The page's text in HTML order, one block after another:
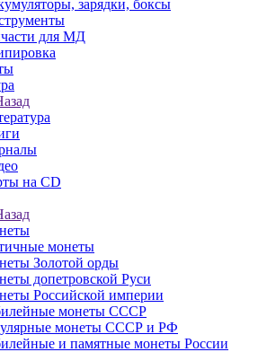
зарядки, боксы
для МД
на CD
монеты
Золотой орды
допетровской Руси
Российской империи
монеты СССР
монеты СССР и РФ
и памятные монеты России